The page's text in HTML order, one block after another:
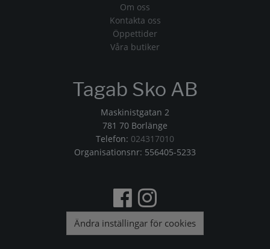
Om oss
Kontakta oss
Öppettider
Våra butiker
Tagab Sko AB
Maskinistgatan 2
781 70 Borlänge
Telefon: 024317010
Organisationsnr: 556405-5233
Ändra inställingar för cookies